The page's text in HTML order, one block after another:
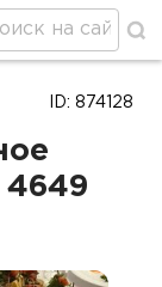
Новгороде
4649
ID: 874128